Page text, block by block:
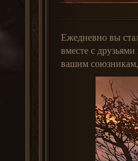
Ежедневно вы
вместе с
вашим союзникам,